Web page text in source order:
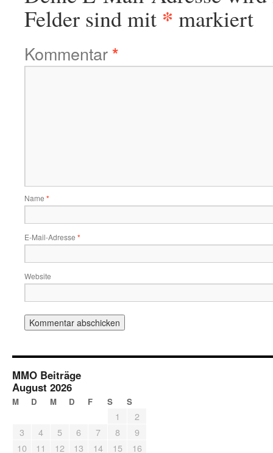
Felder sind mit * markiert
Kommentar*
Name *
E-Mail-Adresse *
Website
MMO Beiträge
August 2026
M D M D F S S
1
2
3
4 5 6 7 8
9
10
11 12 13 14 15 16